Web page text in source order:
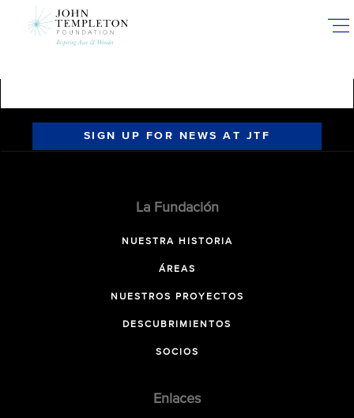
SIGN UP FOR NEWS AT JTF
La Fundación
NUESTRA HISTORIA
ÁREAS
NUESTROS PROYECTOS
DESCUBRIMIENTOS
SOCIOS
Enlaces